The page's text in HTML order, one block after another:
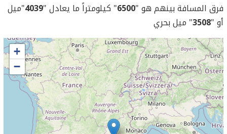
فرق المسافة بينهم هو "6500" كيلومتراً ما يعادل "4039"ميل
أو "3508" ميل بحري
+
−